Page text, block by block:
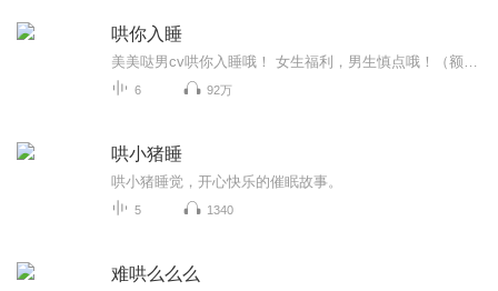
哄你入睡
6 92万
哄小猪睡
哄小猪睡觉，开心快乐的催眠故事。
5 1340
难哄么么么